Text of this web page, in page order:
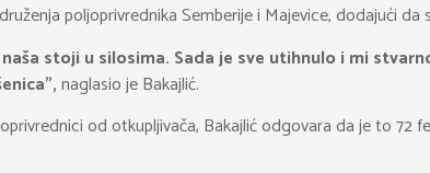
poljoprivrednika Semberije i Majevice, dodajući
stoji u silosima. Sada je sve utihnulo i mi
naglasio je Bakajlić.
od otkupljivača, Bakajlić odgovara da je to 72